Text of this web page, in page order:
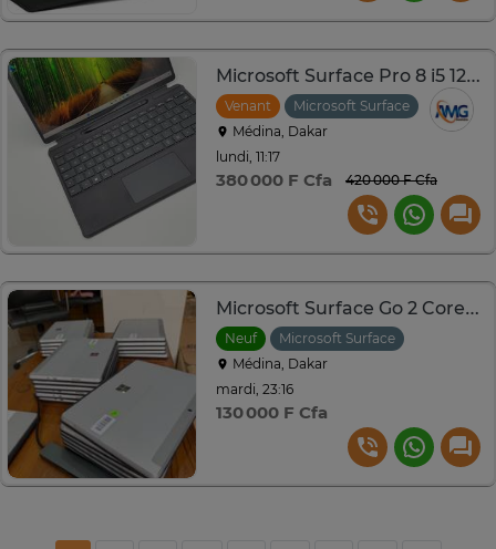
Microsoft Surface Pro 8 i5 12th + Stylet et coque
Venant
Microsoft Surface
Médina, Dakar
lundi, 11:17
380 000 F Cfa 420 000 F Cfa
Microsoft Surface Go 2 Core m3 10.9 Pouces
Neuf
Microsoft Surface
Médina, Dakar
mardi, 23:16
130 000 F Cfa